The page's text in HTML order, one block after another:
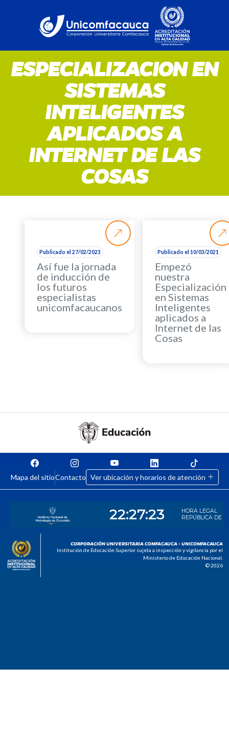
ESPECIALIZACION EN
SISTEMAS
INTELIGENTES
APLICADOS A
INTERNET DE LAS
COSAS
Publicado el 27/02/2023
Así fue la jornada
de inducción de
los futuros
especialistas
unicomfacaucanos
Publicado el 10/03/2021
Empezó
nuestra
Especialización
en Sistemas
Inteligentes
aplicados a
Internet de las
Cosas
Mapa del sitioContacto Ver ubicación y horarios de atención
CORPORACIÓN UNIVERSITARIA COMFACAUCA - UNICOMFACAUCA
Institución de Educación Superior sujeta a inspección y vigilancia por el
Ministerio de Educación Nacional.
© 2026